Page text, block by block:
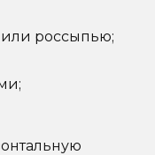
или россыпью;